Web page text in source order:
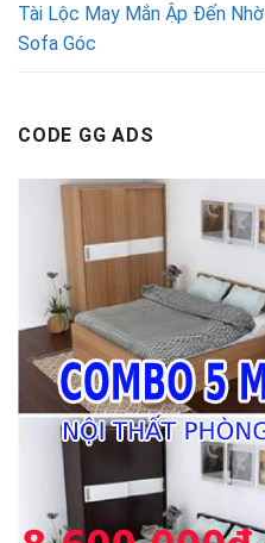
Tài Lộc May Mắn Ập Đến Nhờ
Sofa Góc
CODE GG ADS